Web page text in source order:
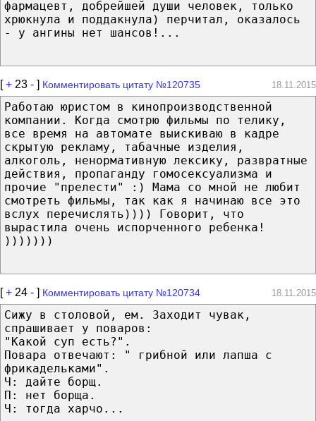
фармацевт, добрейшей души человек, только
хрюкнула и поддакнула) перчитал, оказалось
- у ангины нет шансов!...
[+ 23 - ] Комментировать цитату №120735 18.11.2015
Работаю юристом в кинопроизводственной
компании. Когда смотрю фильмы по телику,
все время на автомате выискиваю в кадре
скрытую рекламу, табачные изделия,
алкоголь, ненормативную лексику, развратные
действия, пропаганду гомосексуализма и
прочие "прелести" :) Мама со мной не любит
смотреть фильмы, так как я начинаю все это
вслух перечислять)))) Говорит, что
вырастила очень испорченного ребенка!
)))))))
[+ 24 - ] Комментировать цитату №120734 18.11.2015
Сижу в столовой, ем. Заходит чувак,
спрашивает у поваров:
"Какой суп есть?".
Повара отвечают: " грибной или лапша с
фрикадельками".
Ч: дайте борщ.
П: нет борща.
Ч: тогда харчо...